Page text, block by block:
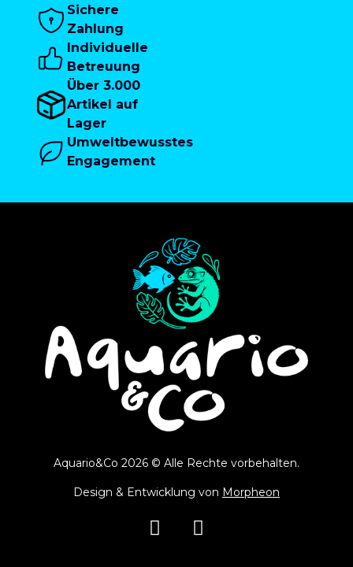
Sichere
Zahlung
Individuelle
Betreuung
Über 3.000
Artikel auf
Lager
Umweltbewusstes
Engagement
Aquario&Co 2026 © Alle Rechte vorbehalten.
Design & Entwicklung von Morpheon